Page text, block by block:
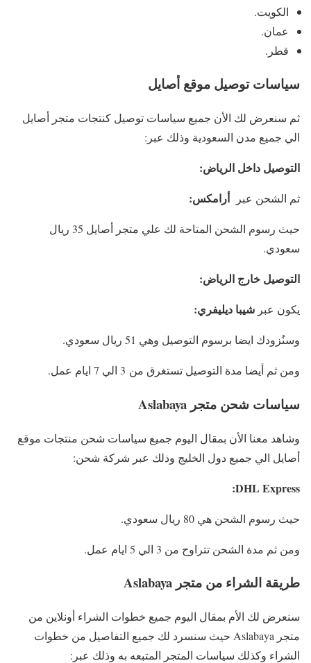
الكويت.
عمان.
قطر.
سياسات توصيل موقع أصايل
ثم سنعرض لك الأن جميع سياسات توصيل كنتجات متجر أصايل
الي جميع مدن السعودية وذلك عبر:
التوصيل داخل الرياض:
ثم الشحن عبر أرامكس:
حيث رسوم الشحن المتاحة لك علي متجر أصايل 35 ريال
سعودي.
التوصيل خارج الرياض:
يكون عبر شيبا ديليفري:
وسنُزودك ايضا برسوم التوصيل وهي 51 ريال سعودي.
ومن ثم أيضا مدة التوصيل تستغرق من 3 الي 7 ايام عمل.
سياسات شحن متجر Aslabaya
وشاهد معنا الأن بمقال اليوم جميع سياسات شحن منتجات موقع
أصايل الي جميع دول الخليج وذلك عبر شركة شحن:
DHL Express:
حيث رسوم الشحن هي 80 ريال سعودي.
ومن ثم مدة الشحن تتراوح من 3 الي 5 ايام عمل.
طريقة الشراء من متجر Aslabaya
سنعرض لك الأم بمقال اليوم جميع خطوات الشراء أونلاين من
متجر Aslabaya حيث سنسرد لك جميع التفاصيل من خطوات
الشراء وكذلك سياسات المتجر المتبعه به وذلك عبر: